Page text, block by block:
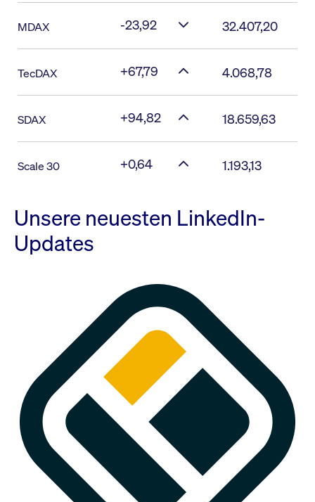
MDAX -23,92 32.407,20
TecDAX +67,79 4.068,78
SDAX +94,82 18.659,63
Scale 30 +0,64 1.193,13
Unsere neuesten LinkedIn-
Updates